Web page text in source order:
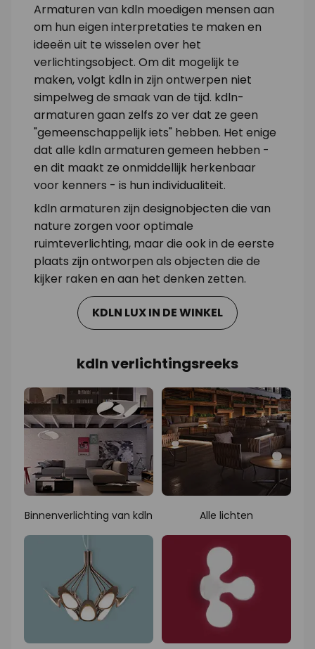
Armaturen van kdln moedigen mensen aan
om hun eigen interpretaties te maken en
ideeën uit te wisselen over het
verlichtingsobject. Om dit mogelijk te
maken, volgt kdln in zijn ontwerpen niet
simpelweg de smaak van de tijd. kdln-
armaturen gaan zelfs zo ver dat ze geen
"gemeenschappelijk iets" hebben. Het enige
dat alle kdln armaturen gemeen hebben -
en dit maakt ze onmiddellijk herkenbaar
voor kenners - is hun individualiteit.
kdln armaturen zijn designobjecten die van
nature zorgen voor optimale
ruimteverlichting, maar die ook in de eerste
plaats zijn ontworpen als objecten die de
kijker raken en aan het denken zetten.
KDLN LUX IN DE WINKEL
kdln verlichtingsreeks
Binnenverlichting van kdln Alle lichten